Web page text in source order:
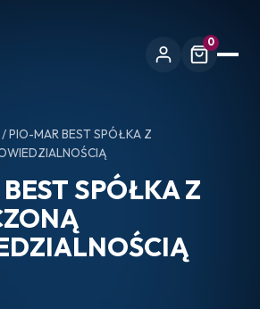
0
/ PIO-MAR BEST SPÓŁKA Z
SPÓŁKA Z